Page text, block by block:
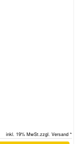
inkl. 19% MwSt.zzgl. Versand *